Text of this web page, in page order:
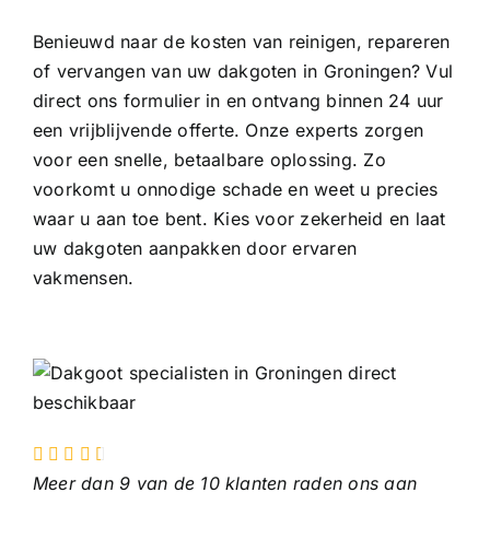
Benieuwd naar de kosten van reinigen, repareren
of vervangen van uw dakgoten in Groningen? Vul
direct ons formulier in en ontvang binnen 24 uur
een vrijblijvende offerte. Onze experts zorgen
voor een snelle, betaalbare oplossing. Zo
voorkomt u onnodige schade en weet u precies
waar u aan toe bent. Kies voor zekerheid en laat
uw dakgoten aanpakken door ervaren
vakmensen.
Meer dan 9 van de 10 klanten raden ons aan